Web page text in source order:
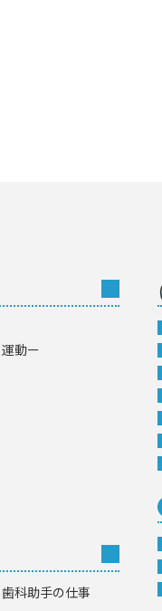
動ー
科助手の仕事